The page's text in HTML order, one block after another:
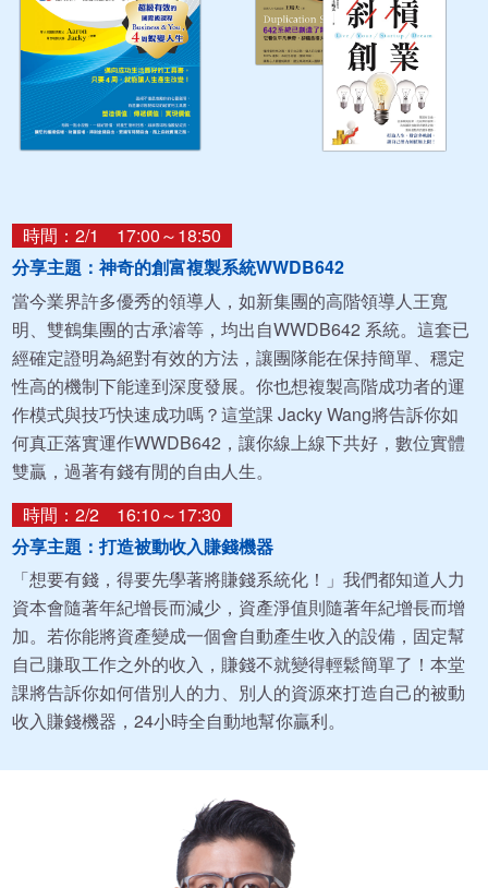
時間：2/1 17:00～18:50
分享主題：神奇的創富複製系統WWDB642
當今業界許多優秀的領導人，如新集團的高階領導人王寬
明、雙鶴集團的古承濬等，均出自WWDB642 系統。這套已
經確定證明為絕對有效的方法，讓團隊能在保持簡單、穩定
性高的機制下能達到深度發展。你也想複製高階成功者的運
作模式與技巧快速成功嗎？這堂課 Jacky Wang將告訴你如
何真正落實運作WWDB642，讓你線上線下共好，數位實體
雙贏，過著有錢有閒的自由人生。
時間：2/2 16:10～17:30
分享主題：打造被動收入賺錢機器
「想要有錢，得要先學著將賺錢系統化！」我們都知道人力
資本會隨著年紀增長而減少，資產淨值則隨著年紀增長而增
加。若你能將資產變成一個會自動產生收入的設備，固定幫
自己賺取工作之外的收入，賺錢不就變得輕鬆簡單了！本堂
課將告訴你如何借別人的力、別人的資源來打造自己的被動
收入賺錢機器，24小時全自動地幫你贏利。